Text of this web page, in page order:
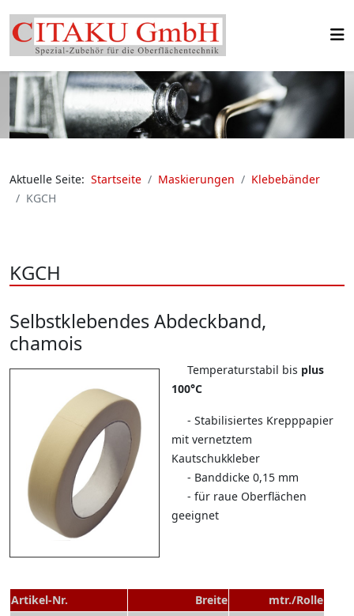
Aktuelle Seite: Startseite Maskierungen
Klebebänder
KGCH
KGCH
Selbstklebendes Abdeckband,
chamois
Temperaturstabil bis plus
100°C
- Stabilisiertes Krepppapier
mit vernetztem
Kautschukkleber
- Banddicke 0,15 mm
- für raue Oberflächen
geeignet
Artikel-Nr. Breite mtr./Rolle